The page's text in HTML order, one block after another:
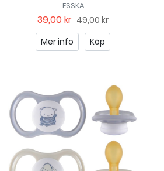
ESSKA
39,00 kr 49,00 kr
Mer info
Köp